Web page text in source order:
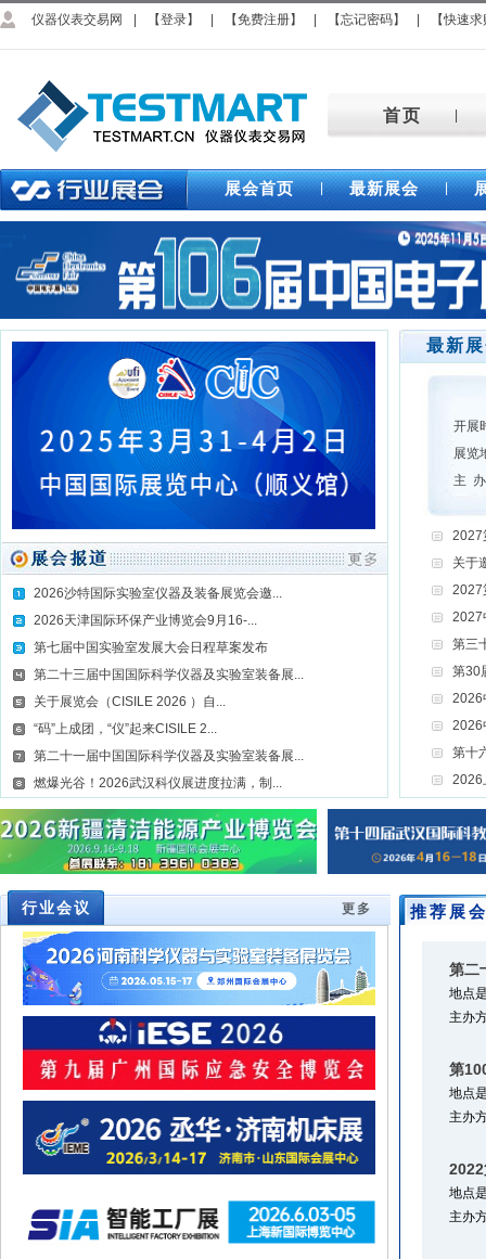
仪器仪表交易网 【登录】 【免费注册】 【忘记密码】 【快速
首页
展会首页 | 最新展会 |
2026沙特国际实验室仪器及装备展览会邀...
2026天津国际环保产业博览会9月16-...
第七届中国实验室发展大会日程草案发布
第二十三届中国国际科学仪器及实验室装备展...
关于展览会（CISILE 2026 ）自...
“码”上成团，“仪”起来CISILE 2...
第二十一届中国国际科学仪器及实验室装备展...
燃爆光谷！2026武汉科仪展进度拉满，制...
最新
开展
展览
主
2027
关于
2027
2027
第三
第30
2026
2026
第十
2026
行业会议 更多 推荐展
第二
地点
主办
第
地点
主办
地点
主办